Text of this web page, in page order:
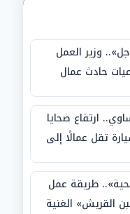
وزير العمل
حادث عمال
سويف الصحراوي
ارتفاع ضحايا
تقل عمالًا إلى
طريقة عمل
القريش» الغنية